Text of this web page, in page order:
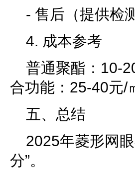
- 售后（提供检
4. 成本参考
普通聚酯：10-
合功能：25-40元/
五、总结
2025年菱形网
分”。